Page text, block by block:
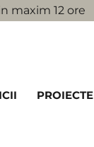
maxim 12 ore
PROIECTE